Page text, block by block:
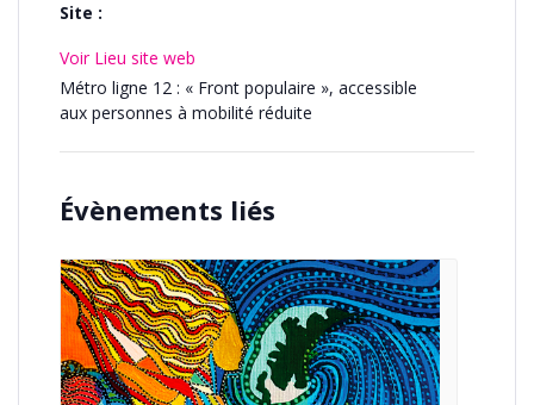
Site :
Voir Lieu site web
Métro ligne 12 : « Front populaire », accessible
aux personnes à mobilité réduite
Évènements liés